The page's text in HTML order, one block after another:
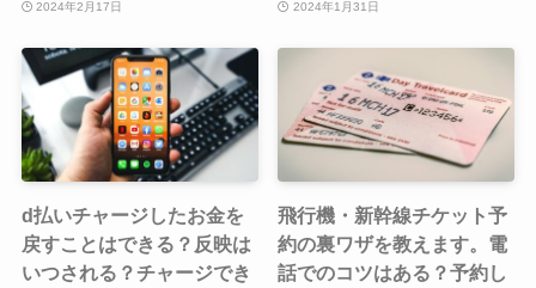
2024年2月17日 2024年1月31日
d払いチャージしたお金を
戻すことはできる？反映は
いつされる？チャージでき
飛行機・新幹線チケット予
約の裏ワザを教えます。電
話でのコツはある？予約し